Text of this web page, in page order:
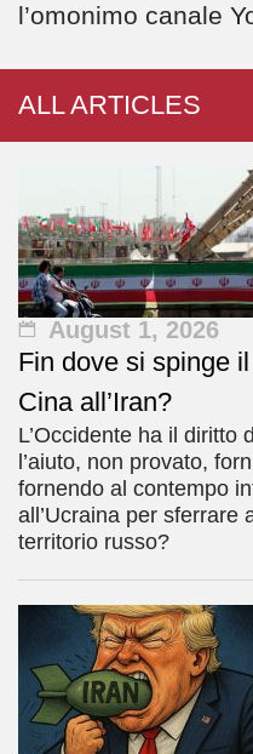
l’omonimo canale
ALL ARTICLES
August 1, 2026
Fin dove si spinge
Cina all’Iran?
L’Occidente ha il diritto
l’aiuto, non provato,
fornendo al contempo
all’Ucraina per sferrare
territorio russo?